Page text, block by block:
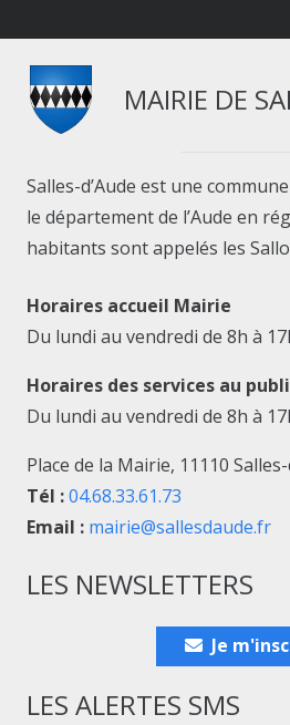
MAIRIE DE
Salles-d’Aude est une
le département de l’Aude en
habitants sont appelés les
Horaires accueil Mairie
Du lundi au vendredi de 8h à
Horaires des services au
Du lundi au vendredi de 8h à
Place de la Mairie, 11110 Salles-
Tél :04.68.33.61.73
Email : mairie@sallesdaude.fr
LES NEWSLETTERS
Je
LES ALERTES SMS